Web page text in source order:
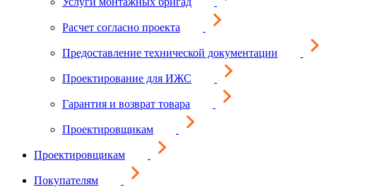
Расчет согласно проекта
Предоставление технической документации
Проектирование для ИЖС
Гарантия и возврат товара
Проектировщикам
Проектировщикам
Покупателям